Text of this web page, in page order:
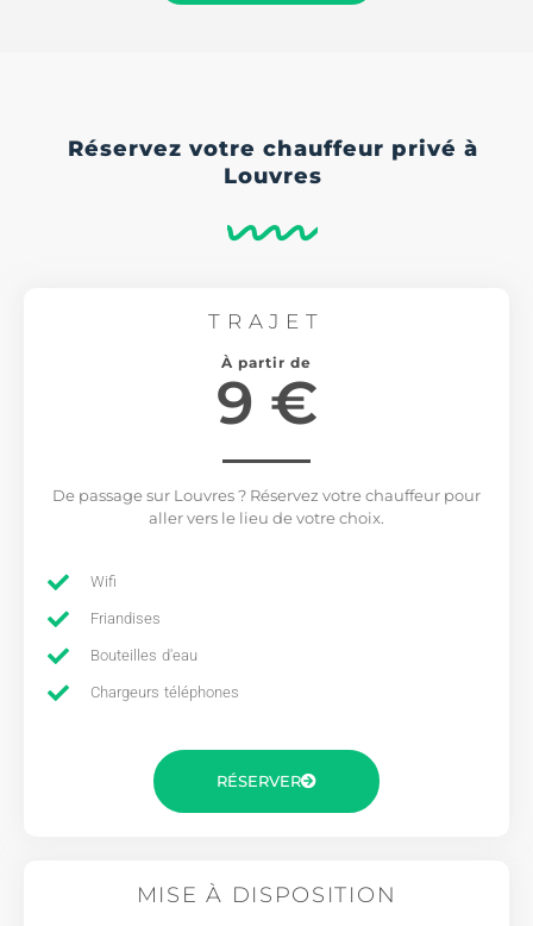
Réservez votre chauffeur privé à
Louvres
TRAJET
À partir de
9 €
De passage sur Louvres ? Réservez votre chauffeur pour
aller vers le lieu de votre choix.
Wifi
Friandises
Bouteilles d'eau
Chargeurs téléphones
RÉSERVER
MISE À DISPOSITION